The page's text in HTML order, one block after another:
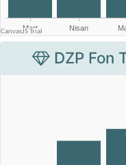
DZP Fon